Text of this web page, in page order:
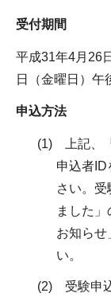
受付期間
平成31年4月26
日（金曜日）午
申込方法
(1) 上記、
申込者ID
さい。
ました
お知らせ
い。
(2) 受験申